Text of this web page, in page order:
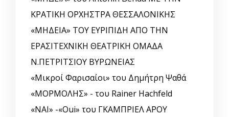
ΚΡΑΤΙΚΗ ΟΡΧΗΣΤΡΑ ΘΕΣΣΑΛΟΝΙΚΗΣ
«ΜΗΔΕΙΑ» ΤΟΥ ΕΥΡΙΠΙΔΗ ΑΠΟ ΤΗΝ
ΕΡΑΣΙΤΕΧΝΙΚΗ ΘΕΑΤΡΙΚΗ ΟΜΑΔΑ
Ν.ΠΕΤΡΙΤΣΙΟΥ ΒΥΡΩΝΕΙΑΣ
«Μικροί Φαρισαίοι» του Δημήτρη Ψαθά
«ΜΟΡΜΟΛΗΣ» - του Rainer Hachfeld
«ΝΑΙ» -«Oui» του ΓΚΑΜΠΡΙΕΛ ΑΡΟΥ